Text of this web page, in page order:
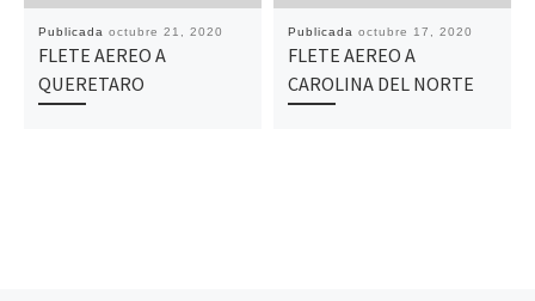
Publicada octubre 21, 2020
FLETE AEREO A
QUERETARO
Publicada octubre 17, 2020
FLETE AEREO A
CAROLINA DEL NORTE